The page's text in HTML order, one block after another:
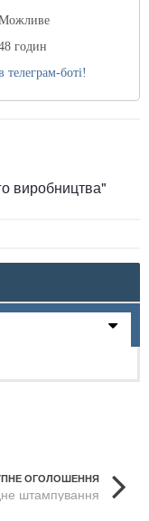
годин
телеграм-боті!
виробництва"
ОГОЛОШЕННЯ
штампування